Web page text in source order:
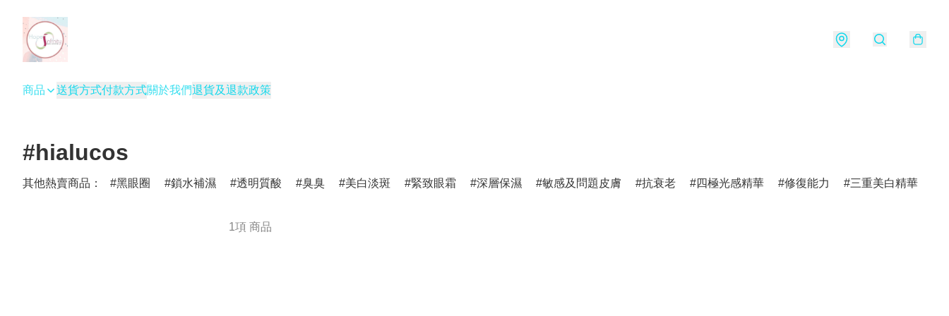
商品 送貨方式付款方式關於我們退貨及退款政策
#hialucos
其他熱賣商品： 黑眼圈 鎖水補濕 透明質酸 臭臭 美白淡斑 緊致眼霜 深層保濕 敏感及問題皮膚 抗衰老 四極光感精華 修復能力 三重美白精華
1項 商品